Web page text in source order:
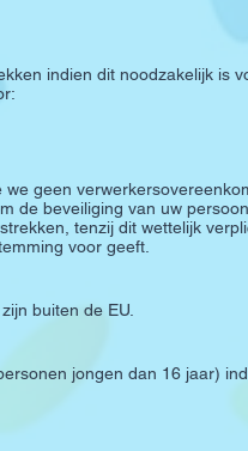
indien dit noodzakelijk is
geen
de beveiliging van uw
tenzij dit wettelijk
voor geeft.
buiten de EU.
jongen dan 16 jaar)